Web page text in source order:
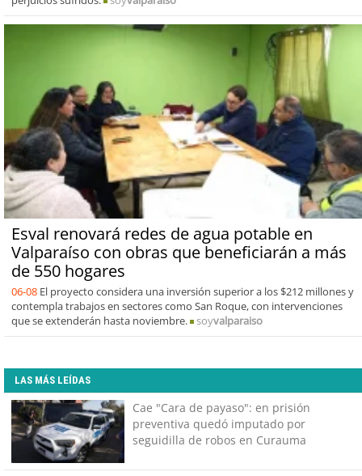
Esval renovará redes de agua potable en
Valparaíso con obras que beneficiarán a más
de 550 hogares
06-08 El proyecto considera una inversión superior a los $212 millones y
contempla trabajos en sectores como San Roque, con intervenciones
que se extenderán hasta noviembre.
soyvalparaiso
LAS MÁS LEÍDAS
Cae "Cara de payaso": en prisión
preventiva quedó imputado por
seguidilla de robos en Curauma